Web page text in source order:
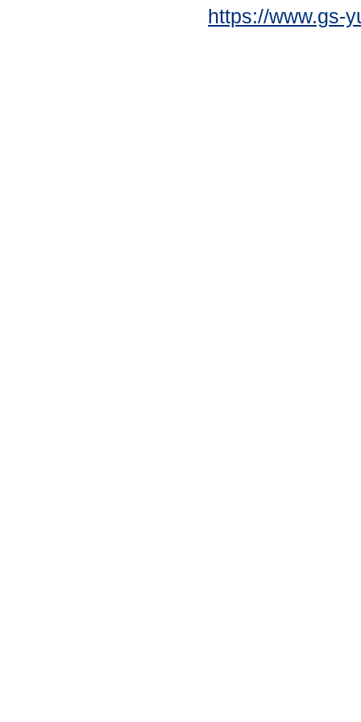
https://www.gs-